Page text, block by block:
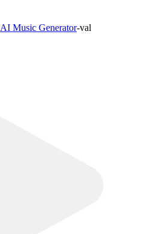
AI Music Generator-val